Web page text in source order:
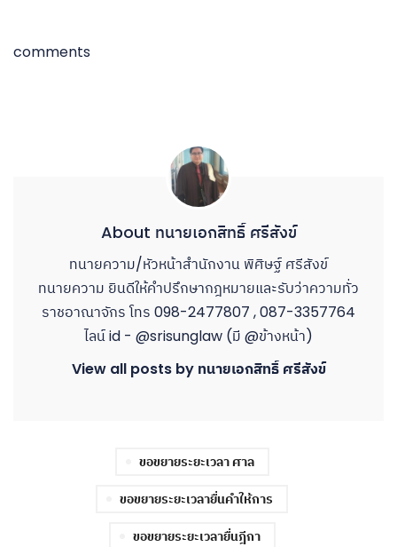
comments
About ทนายเอกสิทธิ์ ศรีสังข์
ทนายความ/หัวหน้าสำนักงาน พิศิษฐ์ ศรีสังข์
ทนายความ ยินดีให้คำปรึกษากฎหมายและรับว่าความทั่ว
ราชอาณาจักร โทร 098-2477807 , 087-3357764
ไลน์ id - @srisunglaw (มี @ข้างหน้า)
View all posts by ทนายเอกสิทธิ์ ศรีสังข์
ขอขยายระยะเวลา ศาล
ขอขยายระยะเวลายื่นคำให้การ
ขอขยายระยะเวลายื่นฎีกา